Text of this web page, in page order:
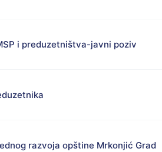
i preduzetništva-javni poziv
razvoja opštine Mrkonjić Grad